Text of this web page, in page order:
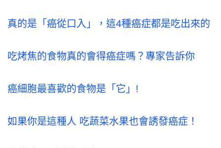
真的是「癌從口入」，這4種癌症都是吃出來的
吃烤焦的食物真的會得癌症嗎？專家告訴你
癌細胞最喜歡的食物是「它」!
如果你是這種人 吃蔬菜水果也會誘發癌症！